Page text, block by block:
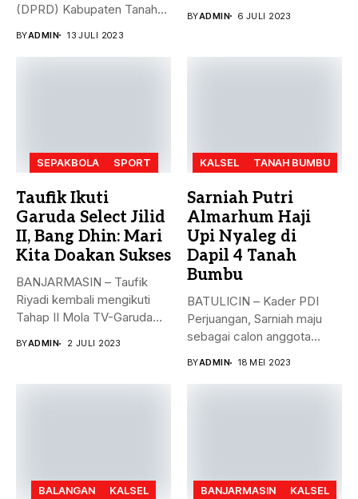
(DPRD) Kabupaten Tanah
BYADMIN 13 JULI 2023
BYADMIN 6 JULI 2023
SEPAKBOLA SPORT
Taufik Ikuti
Garuda Select Jilid
II, Bang Dhin: Mari
Kita Doakan Sukses
BANJARMASIN – Taufik
Riyadi kembali mengikuti
Tahap II Mola TV-Garuda
BYADMIN 2 JULI 2023
KALSEL TANAH BUMBU
Sarniah Putri
Almarhum Haji
Upi Nyaleg di
Dapil 4 Tanah
Bumbu
BATULICIN – Kader PDI
Perjuangan, Sarniah maju
sebagai calon anggota
BYADMIN 18 MEI 2023
BALANGAN KALSEL BANJARMASIN KALSEL